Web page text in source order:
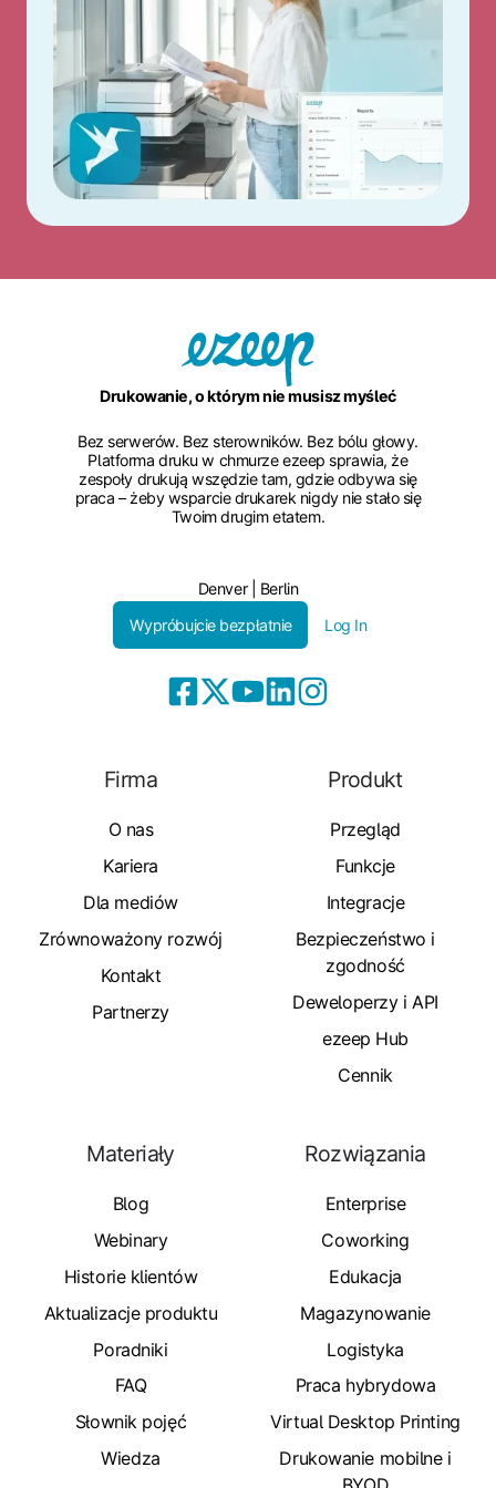
Drukowanie, o którym nie musisz myśleć
Bez serwerów. Bez sterowników. Bez bólu głowy.
Platforma druku w chmurze ezeep sprawia, że
zespoły drukują wszędzie tam, gdzie odbywa się
praca – żeby wsparcie drukarek nigdy nie stało się
Twoim drugim etatem.
Denver | Berlin
Wypróbujcie bezpłatnie
Log In
Firma
O nas
Kariera
Dla mediów
Zrównoważony rozwój
Kontakt
Partnerzy
Produkt
Przegląd
Funkcje
Integracje
Bezpieczeństwo i
zgodność
Deweloperzy i API
ezeep Hub
Cennik
Materiały
Blog
Webinary
Historie klientów
Aktualizacje produktu
Poradniki
FAQ
Słownik pojęć
Wiedza
Rozwiązania
Enterprise
Coworking
Edukacja
Magazynowanie
Logistyka
Praca hybrydowa
Virtual Desktop Printing
Drukowanie mobilne i